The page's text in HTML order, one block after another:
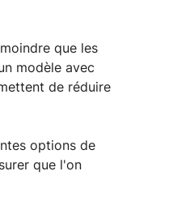
que les
modèle avec
de réduire
options de
que l'on